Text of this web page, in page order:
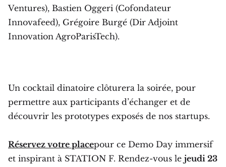
Ventures), Bastien Oggeri (Cofondateur
Innovafeed), Grégoire Burgé (Dir Adjoint
Innovation AgroParisTech).
Un cocktail dinatoire clôturera la soirée, pour
permettre aux participants d’échanger et de
découvrir les prototypes exposés de nos startups.
Réservez votre placepour ce Demo Day immersif
et inspirant à STATION F. Rendez-vous le jeudi 23